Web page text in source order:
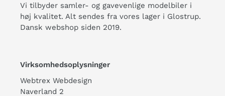
Vi tilbyder samler- og gavevenlige modelbiler i
høj kvalitet. Alt sendes fra vores lager i Glostrup.
Dansk webshop siden 2019.
Virksomhedsoplysninger
Webtrex Webdesign
Naverland 2